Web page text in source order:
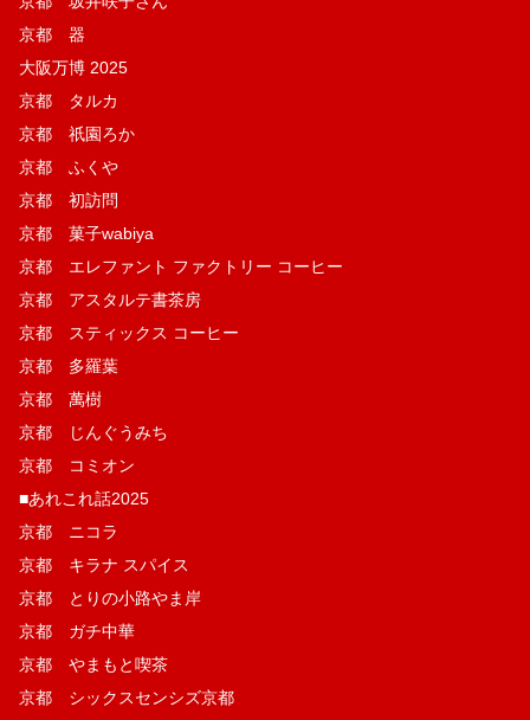
京都 器
大阪万博 2025
京都 タルカ
京都 祇園ろか
京都 ふくや
京都 初訪問
京都 菓子wabiya
京都 エレファント ファクトリー コーヒー
京都 アスタルテ書茶房
京都 スティックス コーヒー
京都 多羅葉
京都 萬樹
京都 じんぐうみち
京都 コミオン
■あれこれ話2025
京都 ニコラ
京都 キラナ スパイス
京都 とりの小路やま岸
京都 ガチ中華
京都 やまもと喫茶
京都 シックスセンシズ京都